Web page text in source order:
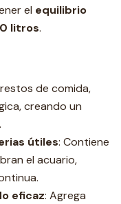
el equilibrio
litros.
de comida,
creando un
útiles: Contiene
el acuario,
eficaz: Agrega